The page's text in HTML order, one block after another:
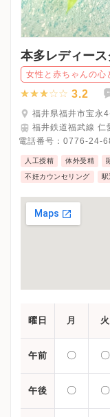
本多レディー
女性と赤ちゃんの心
3.2
福井県福井市宝永
福井鉄道福武線 仁
電話番号： 0776-24-
人工授精 体外受精
不妊カウンセリング 駅
曜日 月 火
午前 〇 〇
午後 〇 〇